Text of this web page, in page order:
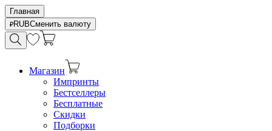
Главная
RUBСменить валюту
Магазин
Импринты
Бестселлеры
Бесплатные
Скидки
Подборки